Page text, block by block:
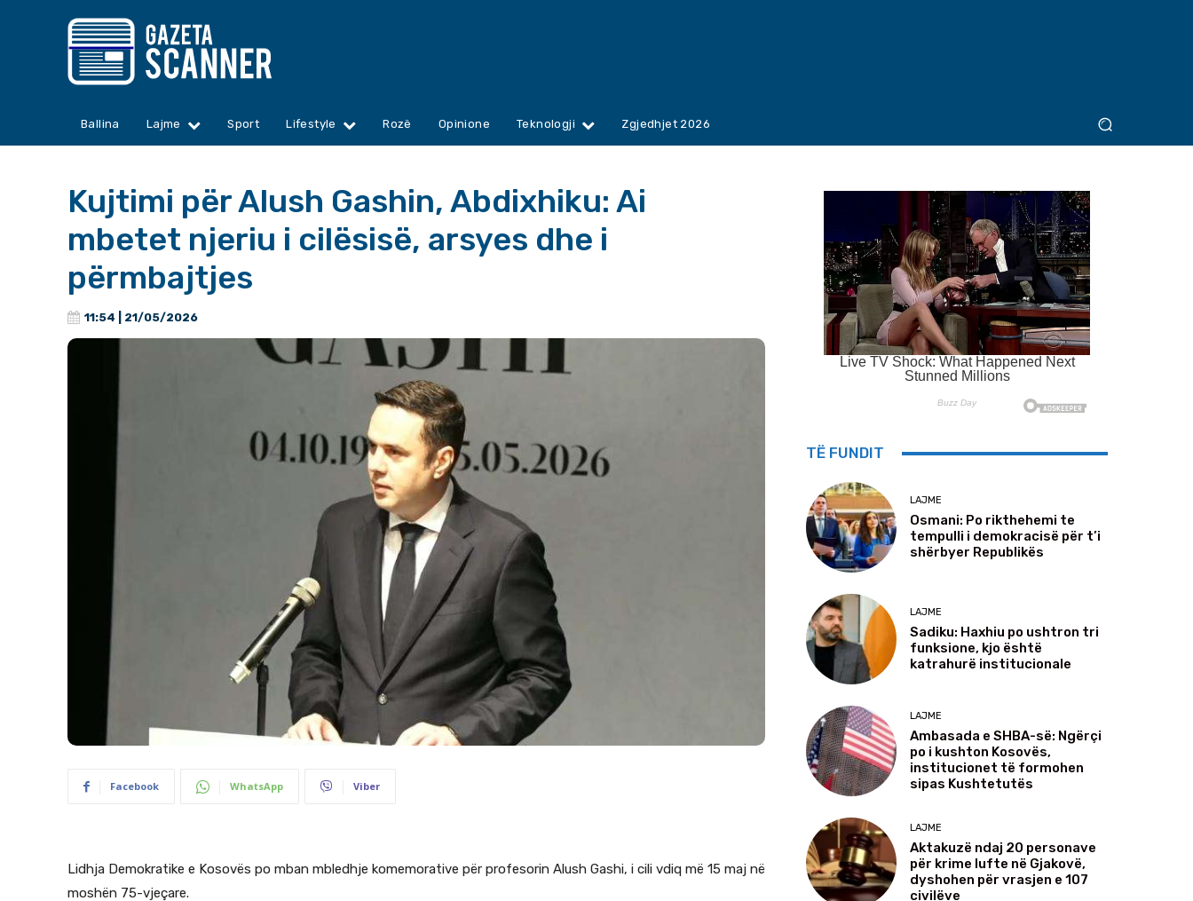
Ballina Lajme Sport Lifestyle Rozë Opinione Teknologji Zgjedhjet 2026
Kujtimi për Alush Gashin, Abdixhiku: Ai
mbetet njeriu i cilësisë, arsyes dhe i
përmbajtjes
11:54 | 21/05/2026
Facebook WhatsApp Viber
Lidhja Demokratike e Kosovës po mban mbledhje komemorative për profesorin Alush Gashi, i cili vdiq më 15 maj në
moshën 75-vjeçare.
TË FUNDIT
LAJME
Osmani: Po rikthehemi te
tempulli i demokracisë për t’i
shërbyer Republikës
LAJME
Sadiku: Haxhiu po ushtron tri
funksione, kjo është
katrahurë institucionale
LAJME
Ambasada e SHBA-së: Ngërçi
po i kushton Kosovës,
institucionet të formohen
sipas Kushtetutës
LAJME
Aktakuzë ndaj 20 personave
për krime lufte në Gjakovë,
dyshohen për vrasjen e 107
civilëve